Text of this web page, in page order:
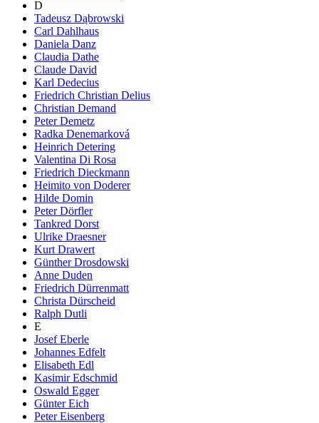
D
Tadeusz Dąbrowski
Carl Dahlhaus
Daniela Danz
Claudia Dathe
Claude David
Karl Dedecius
Friedrich Christian Delius
Christian Demand
Peter Demetz
Radka Denemarková
Heinrich Detering
Valentina Di Rosa
Friedrich Dieckmann
Heimito von Doderer
Hilde Domin
Peter Dörfler
Tankred Dorst
Ulrike Draesner
Kurt Drawert
Günther Drosdowski
Anne Duden
Friedrich Dürrenmatt
Christa Dürscheid
Ralph Dutli
E
Josef Eberle
Johannes Edfelt
Elisabeth Edl
Kasimir Edschmid
Oswald Egger
Günter Eich
Peter Eisenberg